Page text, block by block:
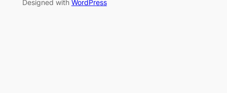
Designed with WordPress